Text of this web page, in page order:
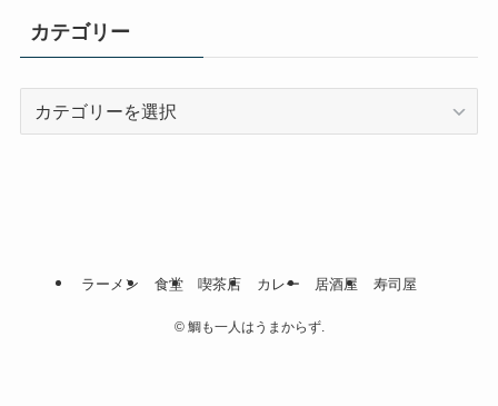
カテゴリー
ラーメン 食堂 喫茶店 カレー 居酒屋 寿司屋
©鯛も一人はうまからず.